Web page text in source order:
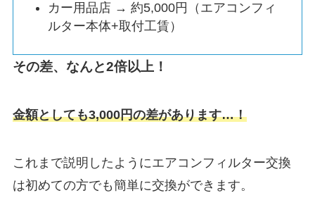
カー用品店 → 約5,000円（エアコンフィ
ルター本体+取付工賃）
その差、なんと2倍以上！
金額としても3,000円の差があります…！
これまで説明したようにエアコンフィルター交換
は初めての方でも簡単に交換ができます。